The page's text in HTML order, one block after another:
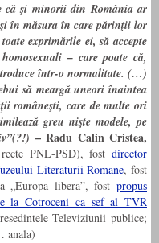
că şi minorii din România ar
în măsura în care părinţii lor
exprimările ei, să accepte
– care poate că,
într-o normalitate. (…)
să meargă uneori înaintea
româneşti, care de multe ori
greu nişte modele, pe
– Radu Calin Cristea,
PNL-PSD), fost director
Literaturii Romane, fost
„Europa libera”, fostpropus
la Cotroceni ca sef al TVR
Televiziunii publice;
anala)